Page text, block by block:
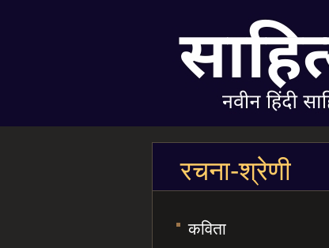
रचना-श्रेणी
कविता